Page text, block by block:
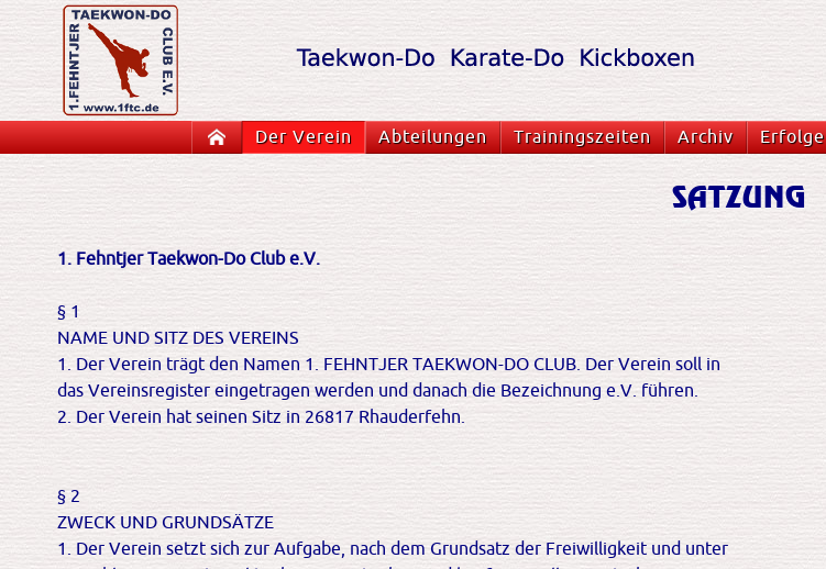
Navigation
StartseiteDer Verein Abteilungen Trainingszeiten Archiv Erfolge
SATZUNG
1. Fehntjer Taekwon-Do Club e.V.
§ 1
NAME UND SITZ DES VEREINS
1. Der Verein trägt den Namen 1. FEHNTJER TAEKWON-DO CLUB. Der Verein soll in
das Vereinsregister eingetragen werden und danach die Bezeichnung e.V. führen.
2. Der Verein hat seinen Sitz in 26817 Rhauderfehn.
§ 2
ZWECK UND GRUNDSÄTZE
1. Der Verein setzt sich zur Aufgabe, nach dem Grundsatz der Freiwilligkeit und unter